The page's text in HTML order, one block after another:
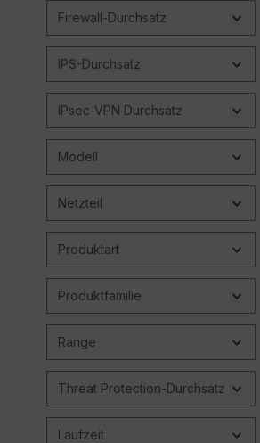
Firewall-Durchsatz
IPS-Durchsatz
IPsec-VPN Durchsatz
Modell
Netzteil
Produktart
Produktfamilie
Range
Threat Protection-Durchsatz
Laufzeit